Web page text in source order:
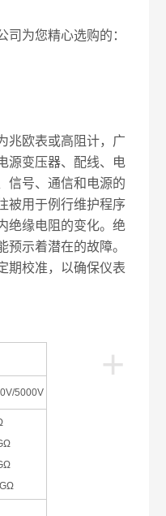
司为您精心选购的：
兆欧表或高阻计，广
源变压器、配线、电
信号、通信和电源的
被用于例行维护程序
绝缘电阻的变化。绝
预示着潜在的故障。
期校准，以确保仪表
+
5000V